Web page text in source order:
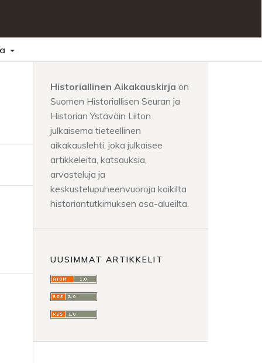
Historiallinen Aikakauskirja on
Suomen Historiallisen Seuran ja
Historian Ystäväin Liiton
julkaisema tieteellinen
aikakauslehti, joka julkaisee
artikkeleita, katsauksia,
arvosteluja ja
keskustelupuheenvuoroja kaikilta
historiantutkimuksen osa-alueilta.
UUSIMMAT ARTIKKELIT